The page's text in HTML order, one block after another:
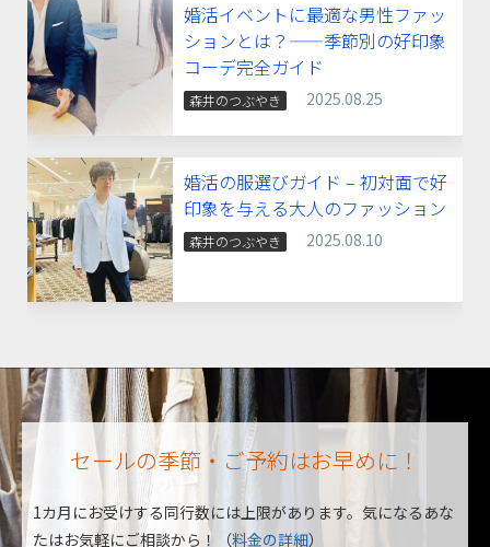
婚活イベントに最適な男性ファッ
ションとは？——季節別の好印象
コーデ完全ガイド
森井のつぶやき 2025.08.25
婚活の服選びガイド – 初対面で好
印象を与える大人のファッション
森井のつぶやき 2025.08.10
セールの季節・ご予約はお早めに！
1カ月にお受けする同行数には上限があります。 気になるあな
たはお気軽にご相談から！（料金の詳細）